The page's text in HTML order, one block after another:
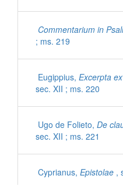
Commentarium in
; ms. 219
Eugippius, Excerpta
sec. XII ; ms. 220
Ugo de Folieto, De
sec. XII ; ms. 221
Cyprianus, Epistolae ,